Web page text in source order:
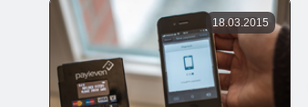
18.03.2015